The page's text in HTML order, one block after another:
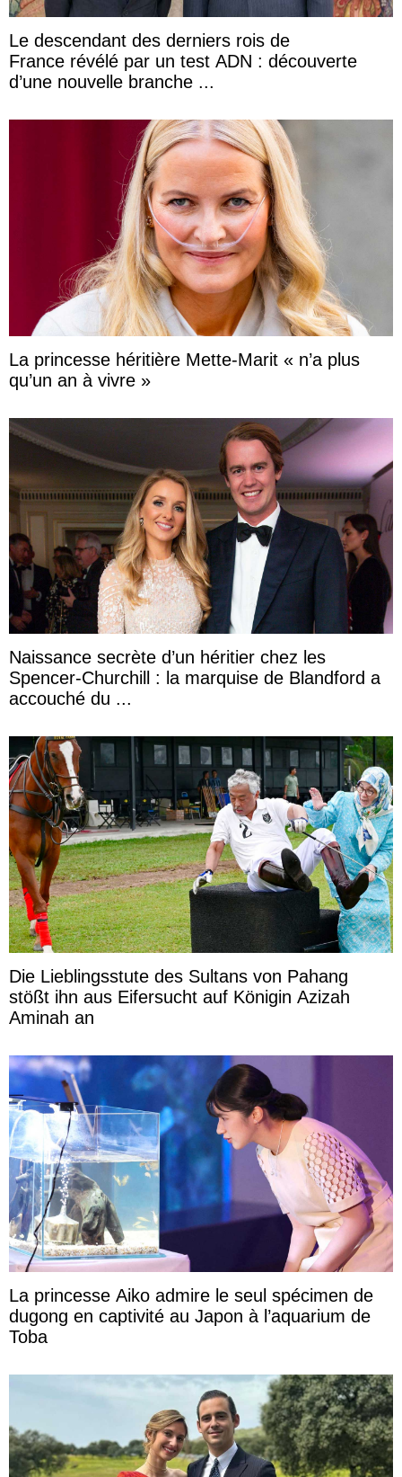
Le descendant des derniers rois de
France révélé par un test ADN : découverte
d’une nouvelle branche ...
La princesse héritière Mette-Marit « n’a plus
qu’un an à vivre »
Naissance secrète d’un héritier chez les
Spencer-Churchill : la marquise de Blandford a
accouché du ...
Die Lieblingsstute des Sultans von Pahang
stößt ihn aus Eifersucht auf Königin Azizah
Aminah an
La princesse Aiko admire le seul spécimen de
dugong en captivité au Japon à l’aquarium de
Toba